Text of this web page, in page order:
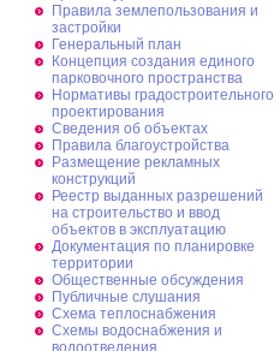
Правила землепользования и
застройки
Генеральный план
Концепция создания единого
парковочного пространства
Нормативы градостроительного
проектирования
Сведения об объектах
Правила благоустройства
Размещение рекламных
конструкций
Реестр выданных разрешений
на строительство и ввод
объектов в эксплуатацию
Документация по планировке
территории
Общественные обсуждения
Публичные слушания
Схема теплоснабжения
Схемы водоснабжения и
водоотведения